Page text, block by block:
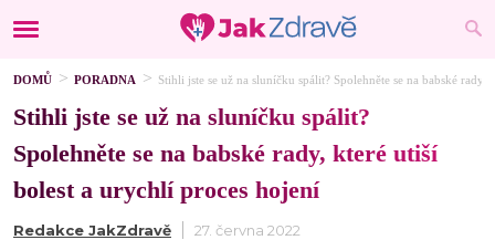
DOMŮ PORADNA Stihli jste se už na sluníčku spálit? Spolehněte se na babské
Stihli jste se už na sluníčku spálit?
Spolehněte se na babské rady, které utiší
bolest a urychlí proces hojení
Redakce JakZdravě 27. června 2022